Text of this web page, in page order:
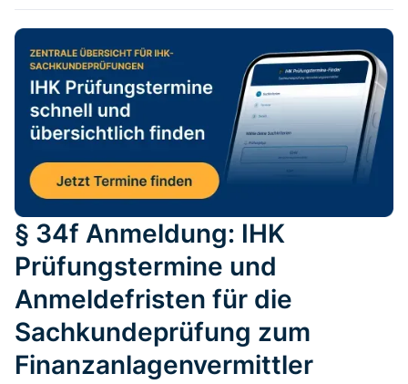
§ 34f Anmeldung: IHK
Prüfungstermine und
Anmeldefristen für die
Sachkundeprüfung zum
Finanzanlagenvermittler